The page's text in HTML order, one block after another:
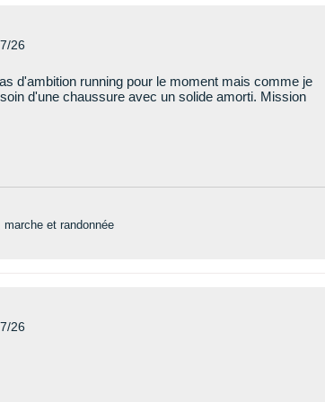
26
d'ambition running pour le moment mais comme je
d'une chaussure avec un solide amorti. Mission
et randonnée
26